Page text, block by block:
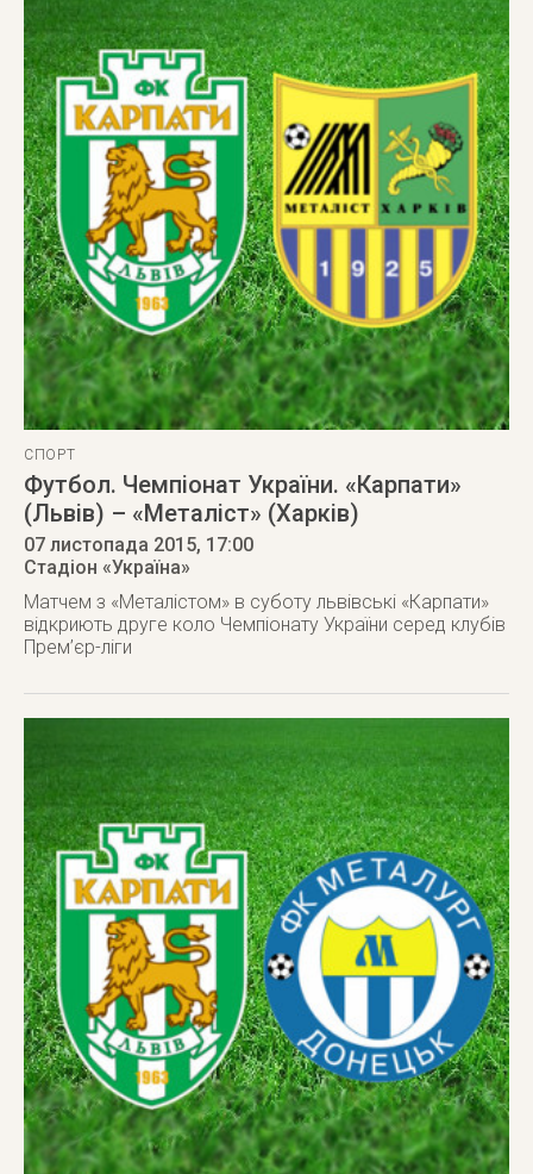
СПОРТ
Футбол. Чемпіонат України. «Карпати»
(Львів) – «Металіст» (Харків)
07 листопада 2015, 17:00
Стадіон «Україна»
Матчем з «Металістом» в суботу львівські «Карпати»
відкриють друге коло Чемпіонату України серед клубів
Прем’єр-ліги